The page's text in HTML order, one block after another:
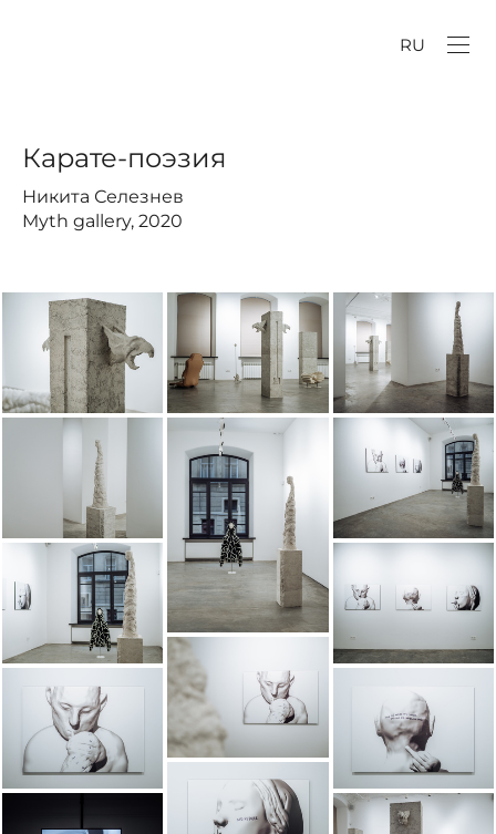
RU
Карате-поэзия
Никита Селезнев
Myth gallery, 2020